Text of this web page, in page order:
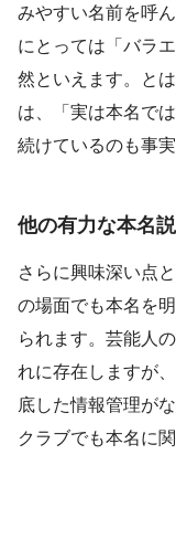
みやすい名前を呼
にとっては「バラ
然といえます。と
は、「実は本名で
続けているのも事実
他の有力な本名
さらに興味深い点
の場面でも本名を
られます。芸能人
れに存在しますが
底した情報管理が
クラブでも本名に